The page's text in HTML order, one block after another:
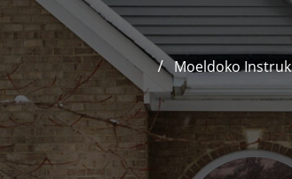
Moeldoko